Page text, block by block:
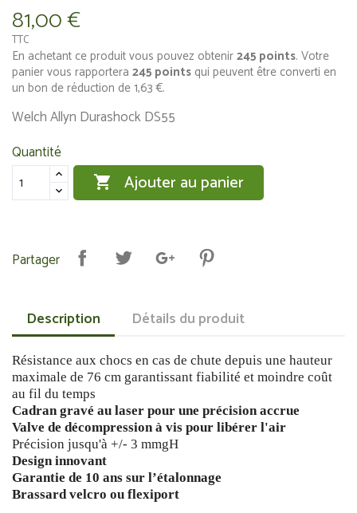
81,00 €
TTC
En achetant ce produit vous pouvez obtenir245 points. Votre
panier vous rapportera 245 points qui peuvent être converti en
un bon de réduction de1,63 €.
Welch Allyn Durashock DS55
Quantité
 Ajouter au panier
Partager
Description Détails du produit
Résistance aux chocs en cas de chute depuis une hauteur
maximale de 76 cm garantissant fiabilité et moindre coût
au fil du temps
Cadran gravé au laser pour une précision accrue
Valve de décompression à vis pour libérer l'air
Précision jusqu'à +/- 3 mmgH
Design innovant
Garantie de 10 ans sur l’étalonnage
Brassard velcro ou flexiport